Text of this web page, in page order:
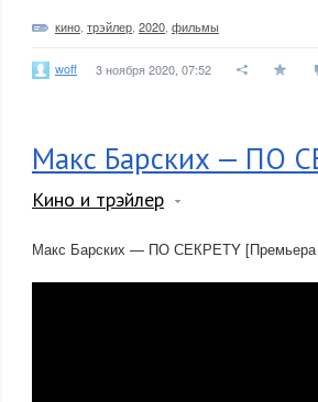
кино трэйлер 2020 фильмы
woff 3 ноября 2020, 07:52
Макс Барских — ПО
Кино и трэйлер
Макс Барских — ПО СЕКРЕТY [Премьера